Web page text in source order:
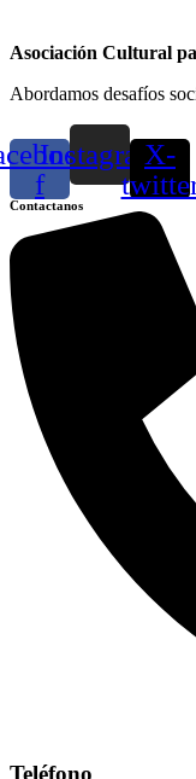
Asociación Cultural
Abordamos desafíos
f
InstagramX-
Contactanos
Teléfono